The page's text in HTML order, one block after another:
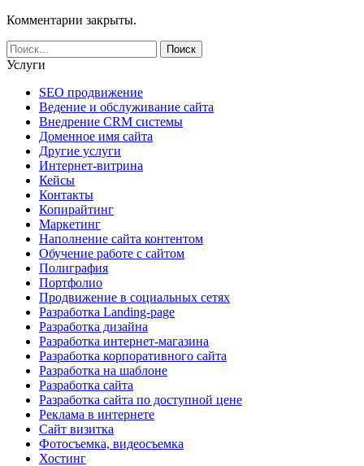
Комментарии закрыты.
Услуги
SEO продвижение
Ведение и обслуживание сайта
Внедрение CRM системы
Доменное имя сайта
Другие услуги
Интернет-витрина
Кейсы
Контакты
Копирайтинг
Маркетинг
Наполнение сайта контентом
Обучение работе с сайтом
Полиграфия
Портфолио
Продвижение в социальных сетях
Разработка Landing-page
Разработка дизайна
Разработка интернет-магазина
Разработка корпоративного сайта
Разработка на шаблоне
Разработка сайта
Разработка сайта по доступной цене
Реклама в интернете
Сайт визитка
Фотосъемка, видеосъемка
Хостинг